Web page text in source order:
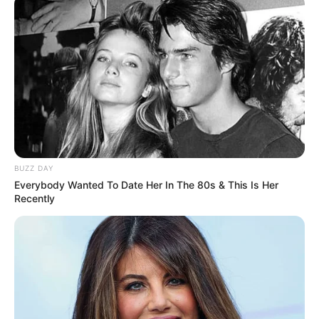
Zusammenfassung weiterer touristischer
Informationen und Angebote für die Region
Meuselwitz:
Gaststätten in Meuselwitz
Urlaub in Meuselwitz
Hotels und Pensionen in Meuselwitz für 2026 buche
n
kostenloses Prospektmaterial
Weihnachtsmarkt in Meuselwitz
Stadtplan Meuselwitz online
Landkarte bzw. Stadtplan Meuselwitz bei Amazon
Tickets Stadtführungen (geführte Touren) und Musee
BUZZ DAY
Everybody Wanted To Date Her In The 80s & This Is Her
Recently